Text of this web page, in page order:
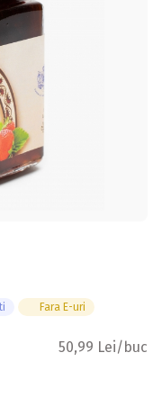
Fara E-uri
50,99 Lei/buc